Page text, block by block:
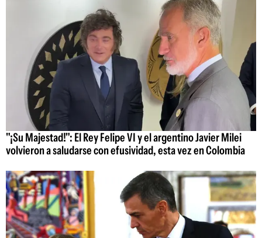
"¡Su Majestad!": El Rey Felipe VI y el argentino Javier Milei
volvieron a saludarse con efusividad, esta vez en Colombia